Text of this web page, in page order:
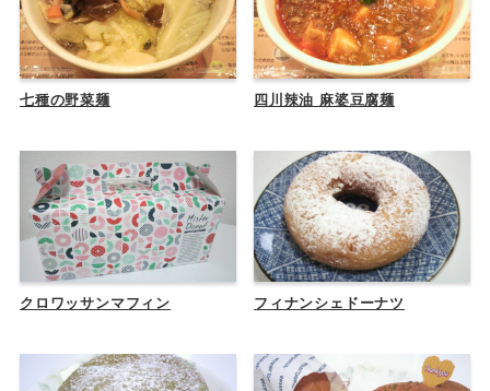
七種の野菜麺 四川辣油 麻婆豆腐麺
クロワッサンマフィン フィナンシェドーナツ